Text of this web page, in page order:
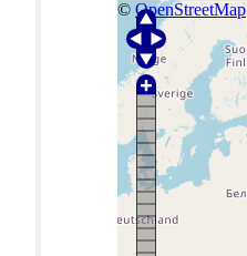
© OpenStreetMap